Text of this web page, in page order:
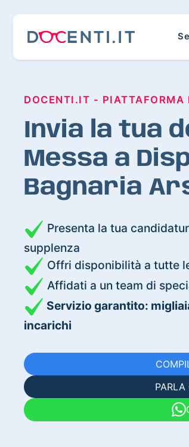
DOCENTI.IT - PIATTAFORMA
Invia la tua
Messa a
Bagnaria
Presenta la tua
supplenza
Offri disponibilità a tutte
Affidati a un team di
Servizio garantito:
incarichi